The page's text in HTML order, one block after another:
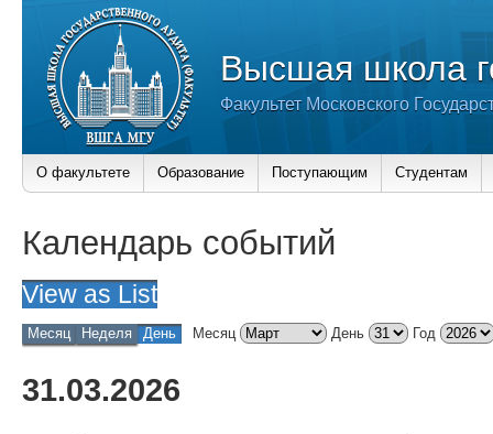
Высшая школа
Факультет Московского
О факультете Образование Поступающим Студентам
Календарь событий
View as List
Месяц Неделя День Месяц День Год
31.03.2026